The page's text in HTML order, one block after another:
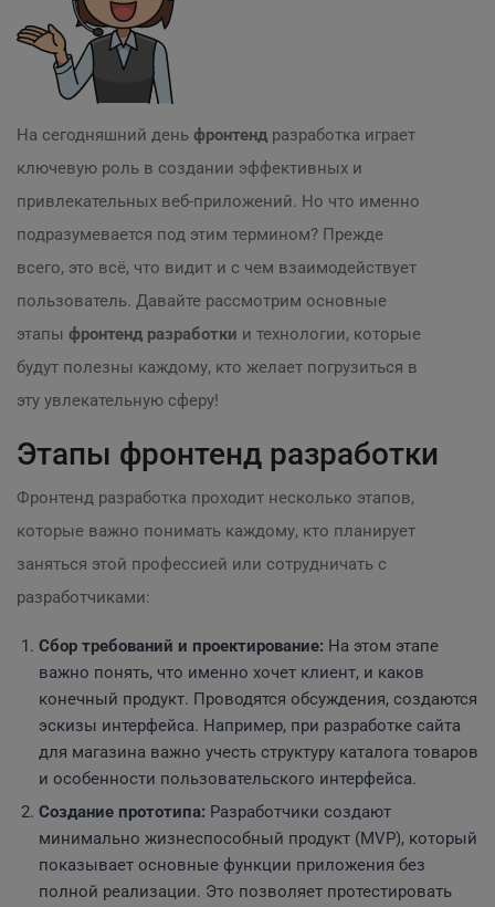
На сегодняшний день фронтенд разработка играет
ключевую роль в создании эффективных и
привлекательных веб-приложений. Но что именно
подразумевается под этим термином? Прежде
всего, это всё, что видит и с чем взаимодействует
пользователь. Давайте рассмотрим основные
этапы фронтенд разработки и технологии, которые
будут полезны каждому, кто желает погрузиться в
эту увлекательную сферу!
Этапы фронтенд разработки
Фронтенд разработка проходит несколько этапов,
которые важно понимать каждому, кто планирует
заняться этой профессией или сотрудничать с
разработчиками:
Сбор требований и проектирование: На этом этапе
важно понять, что именно хочет клиент, и каков
конечный продукт. Проводятся обсуждения, создаются
эскизы интерфейса. Например, при разработке сайта
для магазина важно учесть структуру каталога товаров
и особенности пользовательского интерфейса.
Создание прототипа: Разработчики создают
минимально жизнеспособный продукт (MVP), который
показывает основные функции приложения без
полной реализации. Это позволяет протестировать